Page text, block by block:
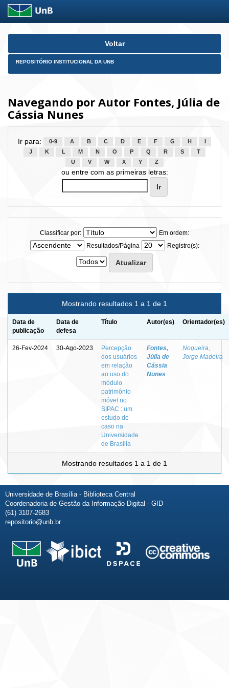
Skip
Voltar
REPOSITÓRIO INSTITUCIONAL DA UNB
Navegando por Autor Fontes, Júlia de
Cássia Nunes
Ir para: 0-9 A B C D E F G H
J
K L M N O P Q R S
T
U
V W X Y Z
ou entre com as primeiras letras:
Classificar por:
Em ordem:
Resultados/Página
Registro(s):
Mostrando resultados 1 a 1 de 1
Data de
publicação
Data de
defesa
Título Autor(es) Orientador(es)
26-Fev-2024 30-Ago-2023
Percepção
dos usuários
em relação
ao uso do
módulo
patrimônio
móvel no
SIPAC : um
estudo de
caso na
Universidade
de Brasília
Fontes,
Júlia de
Cássia
Nunes
Nogueira,
Jorge Madeira
Mostrando resultados 1 a 1 de 1
Universidade de Brasília - Biblioteca Central
Coordenadoria de Gestão da Informação Digital - GID
(61) 3107-2683
repositorio@unb.br